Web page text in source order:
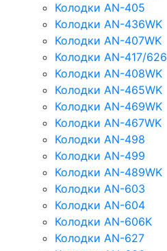
Колодки AN-405
Колодки AN-436WK
Колодки AN-407WK
Колодки AN-417/626
Колодки AN-408WK
Колодки AN-465WK
Колодки AN-469WK
Колодки AN-467WK
Колодки AN-498
Колодки AN-499
Колодки AN-489WK
Колодки AN-603
Колодки AN-604
Колодки AN-606K
Колодки AN-627